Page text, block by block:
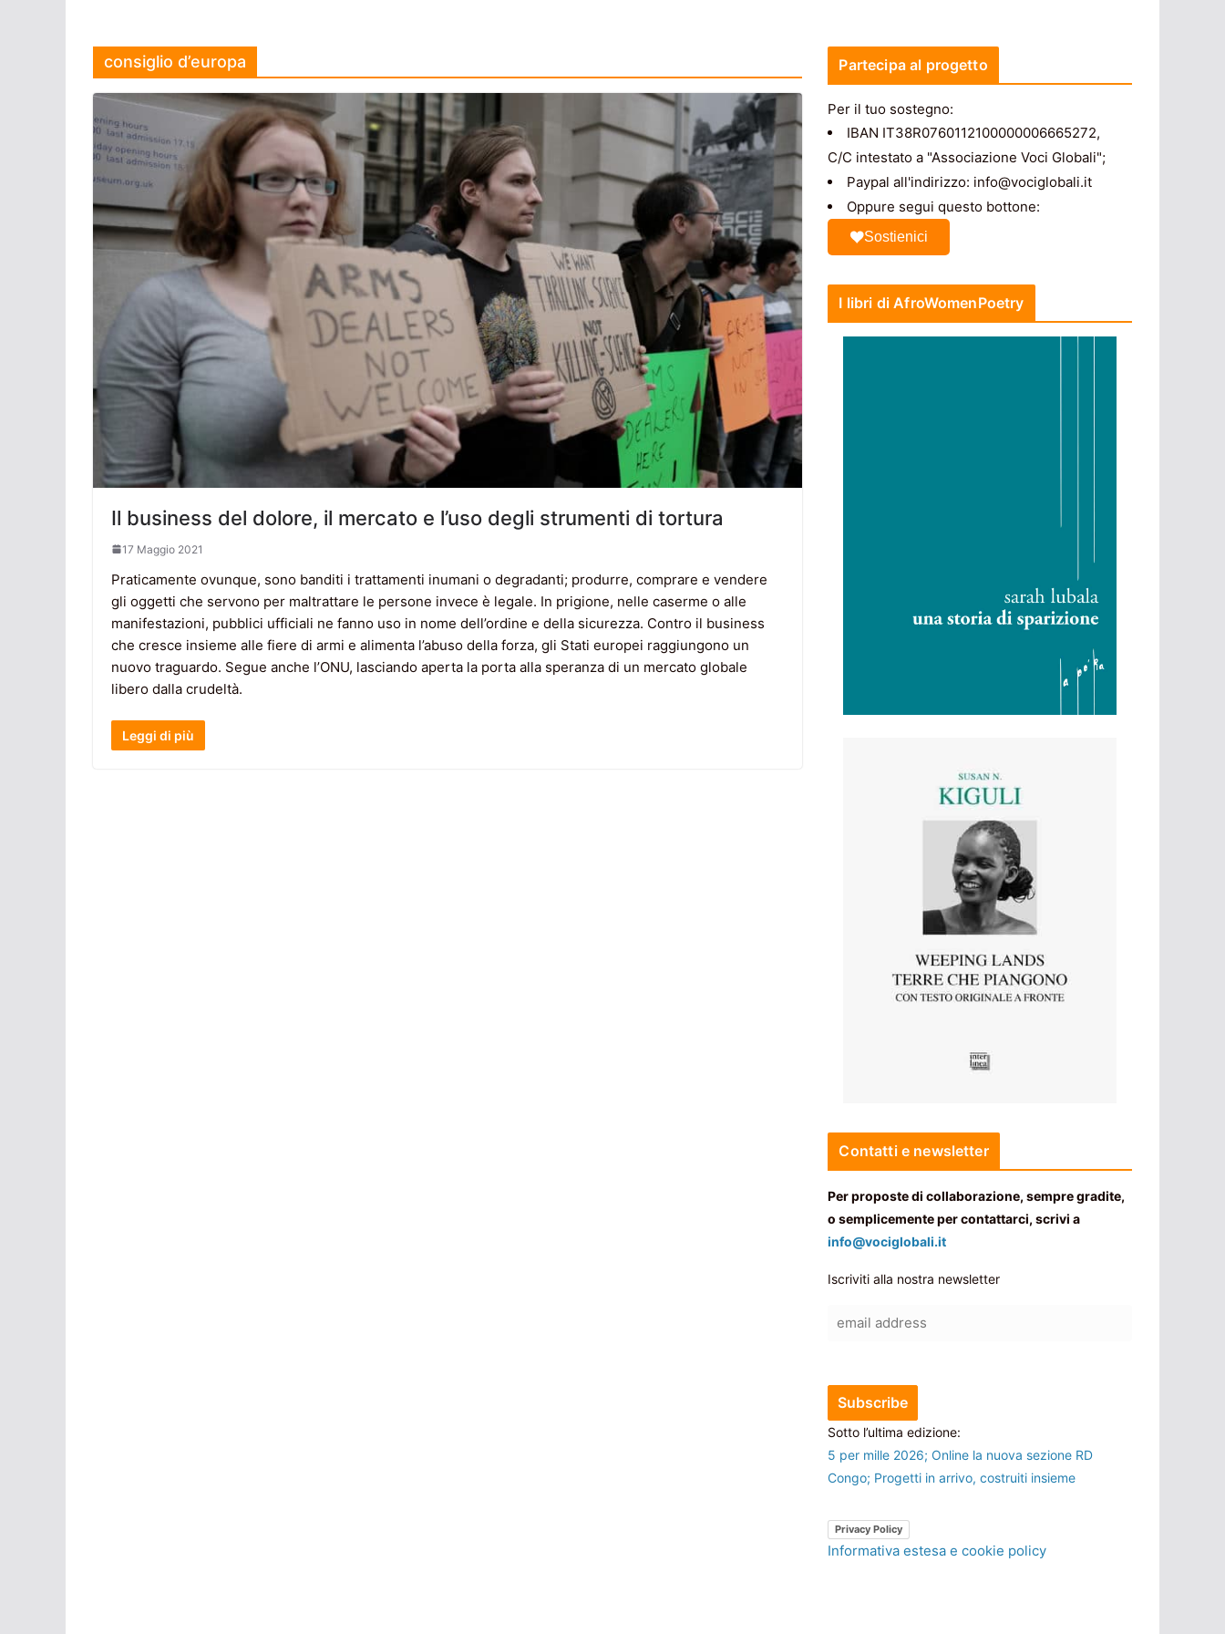
consiglio d’europa
Il business del dolore, il mercato e l’uso degli strumenti di tortura
17 Maggio 2021
Praticamente ovunque, sono banditi i trattamenti inumani o degradanti; produrre, comprare e vendere
gli oggetti che servono per maltrattare le persone invece è legale. In prigione, nelle caserme o alle
manifestazioni, pubblici ufficiali ne fanno uso in nome dell’ordine e della sicurezza. Contro il business
che cresce insieme alle fiere di armi e alimenta l’abuso della forza, gli Stati europei raggiungono un
nuovo traguardo. Segue anche l’ONU, lasciando aperta la porta alla speranza di un mercato globale
libero dalla crudeltà.
Leggi di più
Partecipa al progetto
Per il tuo sostegno:
IBAN IT38R0760112100000006665272,
C/C intestato a "Associazione Voci Globali";
Paypal all'indirizzo: info@vociglobali.it
Oppure segui questo bottone:
Sostienici
I libri di AfroWomenPoetry
Contatti e newsletter
Per proposte di collaborazione, sempre gradite,
o semplicemente per contattarci, scrivi a
info@vociglobali.it
Iscriviti alla nostra newsletter
Sotto l’ultima edizione:
5 per mille 2026; Online la nuova sezione RD
Congo; Progetti in arrivo, costruiti insieme
Privacy Policy
Informativa estesa e cookie policy